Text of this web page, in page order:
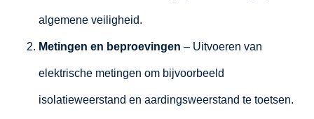
algemene veiligheid.
Metingen en beproevingen – Uitvoeren van
elektrische metingen om bijvoorbeeld
isolatieweerstand en aardingsweerstand te toetsen.